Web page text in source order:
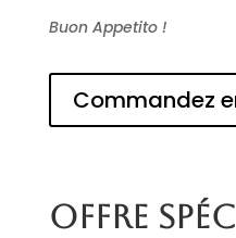
Buon Appetito !
Commandez
Offre